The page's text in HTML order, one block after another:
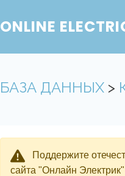
ONLINE
БАЗА ДАННЫХ >
Поддержите
сайта "Онлайн